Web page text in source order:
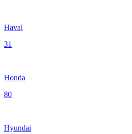
Haval
31
Honda
80
Hyundai